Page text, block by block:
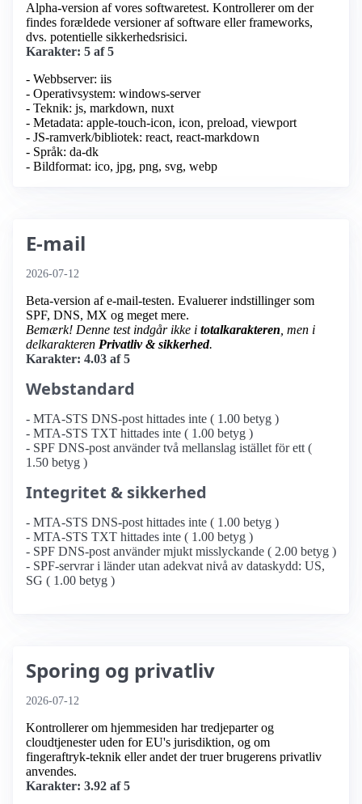
Alpha-version af vores softwaretest. Kontrollerer om der
findes forældede versioner af software eller frameworks,
dvs. potentielle sikkerhedsrisici.
Karakter: 5 af 5
- Webbserver: iis
- Operativsystem: windows-server
- Teknik: js, markdown, nuxt
- Metadata: apple-touch-icon, icon, preload, viewport
- JS-ramverk/bibliotek: react, react-markdown
- Språk: da-dk
- Bildformat: ico, jpg, png, svg, webp
E-mail
2026-07-12
Beta-version af e-mail-testen. Evaluerer indstillinger som
SPF, DNS, MX og meget mere.
Bemærk! Denne test indgår ikke i totalkarakteren , men i
delkarakteren Privatliv & sikkerhed.
Karakter: 4.03 af 5
Webstandard
- MTA-STS DNS-post hittades inte ( 1.00 betyg )
- MTA-STS TXT hittades inte ( 1.00 betyg )
- SPF DNS-post använder två mellanslag istället för ett (
1.50 betyg )
Integritet & sikkerhed
- MTA-STS DNS-post hittades inte ( 1.00 betyg )
- MTA-STS TXT hittades inte ( 1.00 betyg )
- SPF DNS-post använder mjukt misslyckande ( 2.00 betyg )
- SPF-servrar i länder utan adekvat nivå av dataskydd: US,
SG ( 1.00 betyg )
Sporing og privatliv
2026-07-12
Kontrollerer om hjemmesiden har tredjeparter og
cloudtjenester uden for EU's jurisdiktion, og om
fingeraftryk-teknik eller andet der truer brugerens privatliv
anvendes.
Karakter: 3.92 af 5